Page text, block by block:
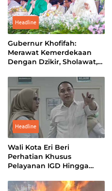
Headline
Gubernur Khofifah:
Merawat Kemerdekaan
Dengan Dzikir, Sholawat,
Headline
Wali Kota Eri Beri
Perhatian Khusus
Pelayanan IGD Hingga
Soewandhie